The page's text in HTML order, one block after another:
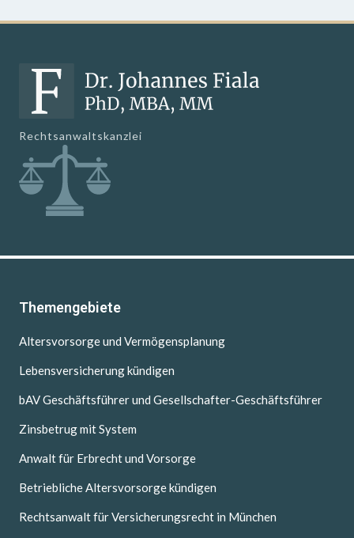
Rechtsanwaltskanzlei
Themengebiete
Altersvorsorge und Vermögensplanung
Lebensversicherung kündigen
bAV Geschäftsführer und Gesellschafter-Geschäftsführer
Zinsbetrug mit System
Anwalt für Erbrecht und Vorsorge
Betriebliche Altersvorsorge kündigen
Rechtsanwalt für Versicherungsrecht in München